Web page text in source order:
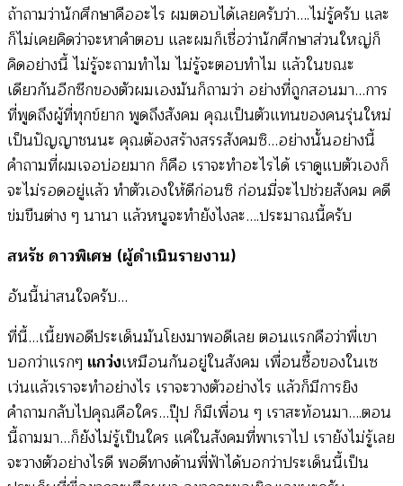
ถ้าถามว่านักศึกษาคืออะไร ผมตอบได้เลยครับว่า….ไม่รู้ครับ และ
ก็ไม่เคยคิดว่าจะหาคำตอบ และผมก็เชื่อว่านักศึกษาส่วนใหญ่ก็
คิดอย่างนี้ ไม่รู้จะถามทำไม ไม่รู้จะตอบทำไม แล้วในขณะ
เดียวกันอีกซีกของตัวผมเองมันก็ถามว่า อย่างที่ถูกสอนมา…การ
ที่พูดถึงผู้ที่ทุกข์ยาก พูดถึงสังคม คุณเป็นตัวแทนของคนรุ่นใหม่
เป็นปัญญาชนนะ คุณต้องสร้างสรรสังคมซิ…อย่างนั้นอย่างนี้
คำถามที่ผมเจอบ่อยมาก ก็คือ เราจะทำอะไรได้ เราดูแบตัวเองก็
จะไม่รอดอยู่แล้ว ทำตัวเองให้ดีก่อนซิ ก่อนมี่จะไปช่วยสังคม คดี
ข่มขืนต่าง ๆ นานา แล้วหนูจะทำยังไงละ….ประมาณนี้ครับ
สหรัช ดาวพิเศษ (ผู้ดำเนินรายงาน)
อันนี้น่าสนใจครับ…
ที่นี้…เนี้ยพอดีประเด็นมันโยงมาพอดีเลย ตอนแรกคือว่าพี่เขา
บอกว่าแรกๆ แกว่งเหมือนกันอยู่ในสังคม เพื่อนซื้อของในเซ
เว่นแล้วเราจะทำอย่างไร เราจะวางตัวอย่างไร แล้วก็มีการยิง
คำถามกลับไปคุณคือใคร…ปุ๊ป ก็มีเพื่อน ๆ เราสะท้อนมา….ตอน
นี้ถามมา…ก็ยังไม่รู้เป็นใคร แค่ในสังคมที่พาเราไป เรายังไม่รู้เลย
จะวางตัวอย่างไรดี พอดีทางด้านพี่ฟ้าได้บอกว่าประเด็นนี้เป็น